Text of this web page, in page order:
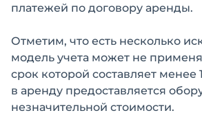
платежей по договору аренды.
Отметим, что есть несколько
модель учета может не
срок которой составляет менее
в аренду предоставляется
незначительной стоимости.